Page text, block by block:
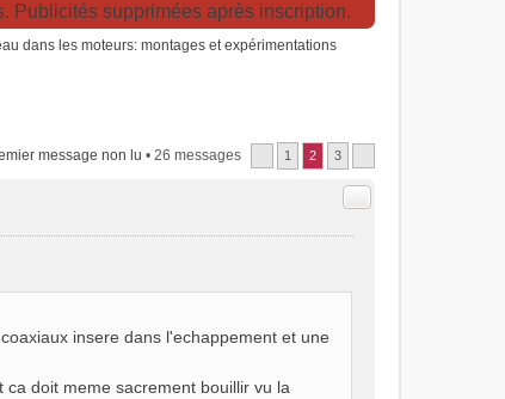
Publicités supprimées après inscription.
dans les moteurs: montages et expérimentations
message non lu • 26 messages 1 2 3
Citer
insere dans l'echappement et une
doit meme sacrement bouillir vu la